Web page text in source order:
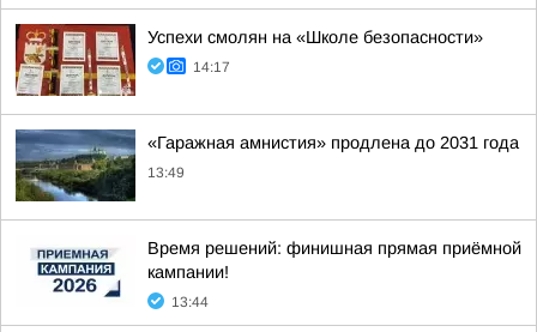
Успехи смолян на «Школе безопасности»
14:17
«Гаражная амнистия» продлена до 2031 года
13:49
Время решений: финишная прямая приёмной
кампании!
13:44